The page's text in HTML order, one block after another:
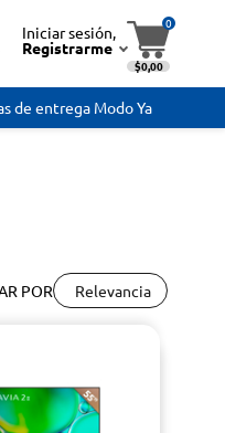
Iniciar sesión,
Registrarme
0
$0,00
de entrega Modo Ya
POR Relevancia